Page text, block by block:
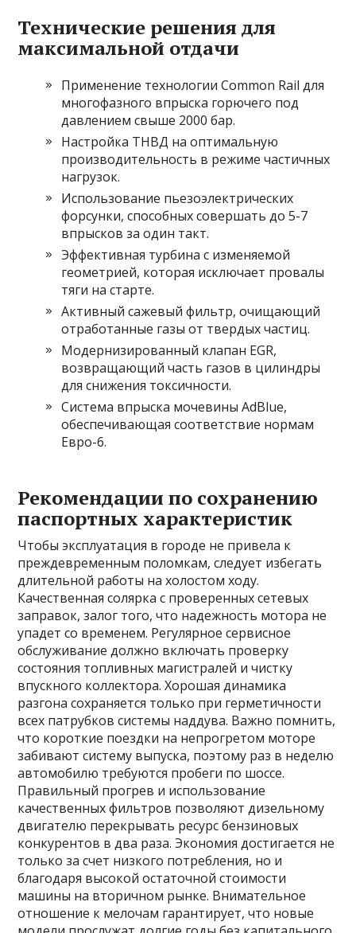
Технические решения для
максимальной отдачи
Применение технологии Common Rail для
многофазного впрыска горючего под
давлением свыше 2000 бар.
Настройка ТНВД на оптимальную
производительность в режиме частичных
нагрузок.
Использование пьезоэлектрических
форсунки, способных совершать до 5-7
впрысков за один такт.
Эффективная турбина с изменяемой
геометрией, которая исключает провалы
тяги на старте.
Активный сажевый фильтр, очищающий
отработанные газы от твердых частиц.
Модернизированный клапан EGR,
возвращающий часть газов в цилиндры
для снижения токсичности.
Система впрыска мочевины AdBlue,
обеспечивающая соответствие нормам
Евро-6.
Рекомендации по сохранению
паспортных характеристик
Чтобы эксплуатация в городе не привела к
преждевременным поломкам, следует избегать
длительной работы на холостом ходу.
Качественная солярка с проверенных сетевых
заправок, залог того, что надежность мотора не
упадет со временем. Регулярное сервисное
обслуживание должно включать проверку
состояния топливных магистралей и чистку
впускного коллектора. Хорошая динамика
разгона сохраняется только при герметичности
всех патрубков системы наддува. Важно помнить,
что короткие поездки на непрогретом моторе
забивают систему выпуска, поэтому раз в неделю
автомобилю требуются пробеги по шоссе.
Правильный прогрев и использование
качественных фильтров позволяют дизельному
двигателю перекрывать ресурс бензиновых
конкурентов в два раза. Экономия достигается не
только за счет низкого потребления, но и
благодаря высокой остаточной стоимости
машины на вторичном рынке. Внимательное
отношение к мелочам гарантирует, что новые